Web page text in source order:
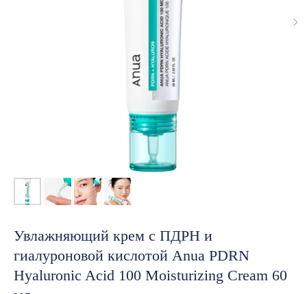
Увлажняющий крем с ПДРН и
гиалуроновой кислотой Anua PDRN
Hyaluronic Acid 100 Moisturizing Cream 60